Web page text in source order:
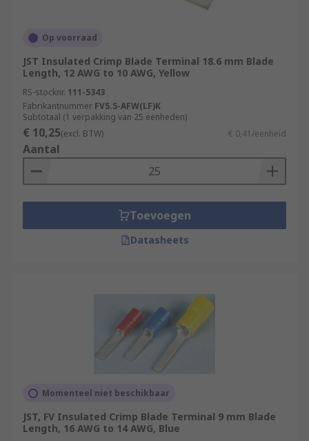
Op voorraad
JST Insulated Crimp Blade Terminal 18.6 mm Blade
Length, 12 AWG to 10 AWG, Yellow
RS-stocknr. 111-5343
Fabrikantnummer FV5.5-AFW(LF)K
Subtotaal (1 verpakking van 25 eenheden)
€ 10,25(excl. BTW) € 0,41/eenheid
Aantal
Toevoegen
Datasheets
Momenteel niet beschikbaar
JST, FV Insulated Crimp Blade Terminal 9 mm Blade
Length, 16 AWG to 14 AWG, Blue